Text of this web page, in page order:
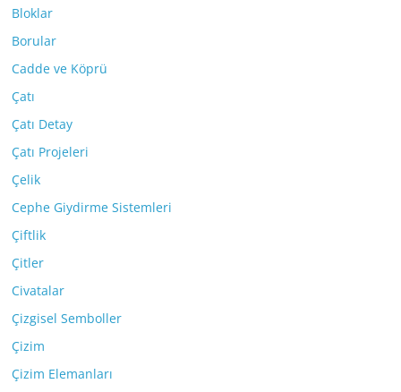
Bloklar
Borular
Cadde ve Köprü
Çatı
Çatı Detay
Çatı Projeleri
Çelik
Cephe Giydirme Sistemleri
Çiftlik
Çitler
Civatalar
Çizgisel Semboller
Çizim
Çizim Elemanları